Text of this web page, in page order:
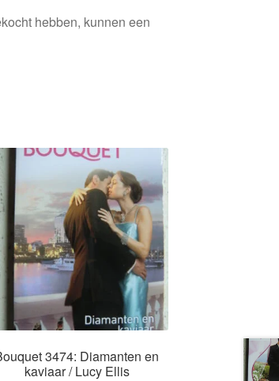
hebben, kunnen een
3474: Diamanten en
kaviaar / Lucy Ellis